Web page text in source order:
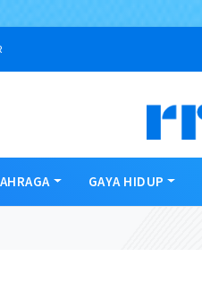
GAYA HIDUP